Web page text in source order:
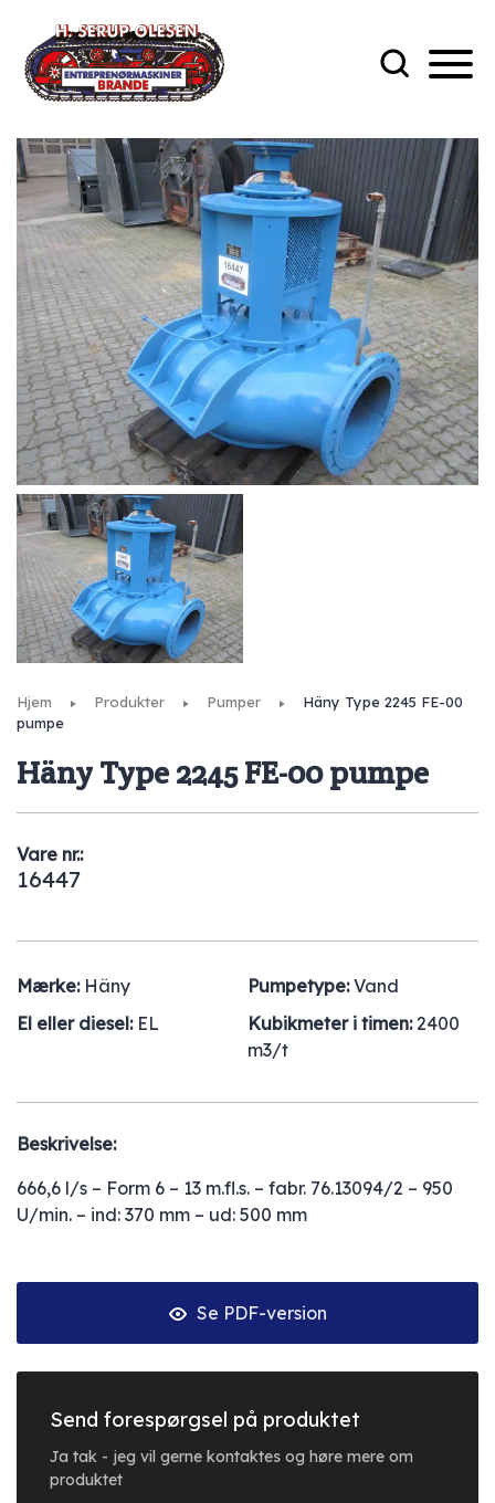
Hjem Produkter Pumper
Häny Type 2245 FE-00
pumpe
Häny Type 2245 FE-00 pumpe
Vare nr.:
16447
Mærke: Häny Pumpetype:Vand
El eller diesel: EL Kubikmeter i timen: 2400
m3/t
Beskrivelse:
666,6 l/s – Form 6 – 13 m.fl.s. – fabr. 76.13094/2 – 950
U/min. – ind: 370 mm – ud: 500 mm
Se PDF-version
Send forespørgsel på produktet
Ja tak - jeg vil gerne kontaktes og høre mere om
produktet